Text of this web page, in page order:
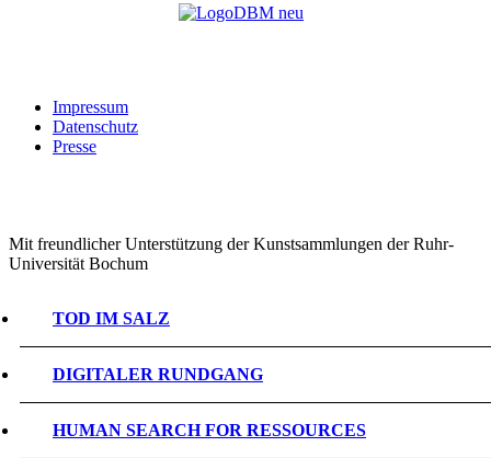
Impressum
Datenschutz
Presse
Mit freundlicher Unterstützung der Kunstsammlungen der Ruhr-
Universität Bochum
TOD IM SALZ
DIGITALER RUNDGANG
HUMAN SEARCH FOR RESSOURCES